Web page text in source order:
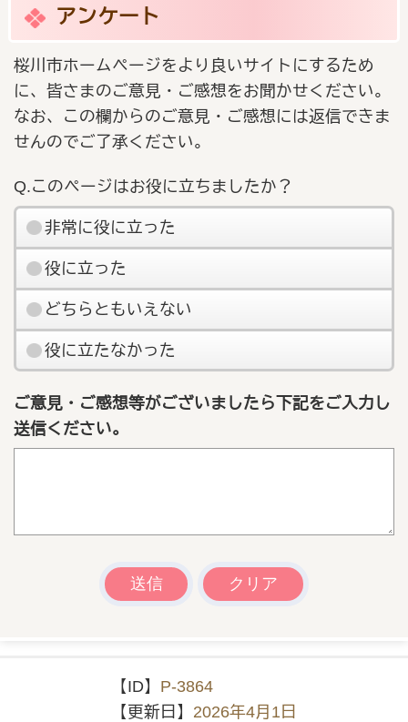
アンケート
桜川市ホームページをより良いサイトにするため
に、皆さまのご意見・ご感想をお聞かせください。
なお、この欄からのご意見・ご感想には返信できま
せんのでご了承ください。
Q.このページはお役に立ちましたか？
非常に役に立った
役に立った
どちらともいえない
役に立たなかった
ご意見・ご感想等がございましたら下記をご入力し
送信ください。
【ID】 P-3864
【更新日】 2026年4月1日